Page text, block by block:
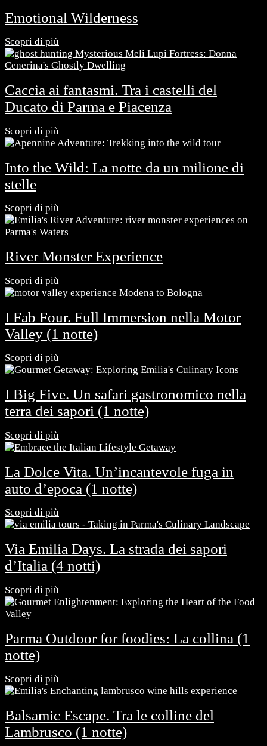
Emotional Wilderness
Scopri di più
Caccia ai fantasmi. Tra i castelli del
Ducato di Parma e Piacenza
Scopri di più
Into the Wild: La notte da un milione di
stelle
Scopri di più
River Monster Experience
Scopri di più
I Fab Four. Full Immersion nella Motor
Valley (1 notte)
Scopri di più
I Big Five. Un safari gastronomico nella
terra dei sapori (1 notte)
Scopri di più
La Dolce Vita. Un’incantevole fuga in
auto d’epoca (1 notte)
Scopri di più
Via Emilia Days. La strada dei sapori
d’Italia (4 notti)
Scopri di più
Parma Outdoor for foodies: La collina (1
notte)
Scopri di più
Balsamic Escape. Tra le colline del
Lambrusco (1 notte)